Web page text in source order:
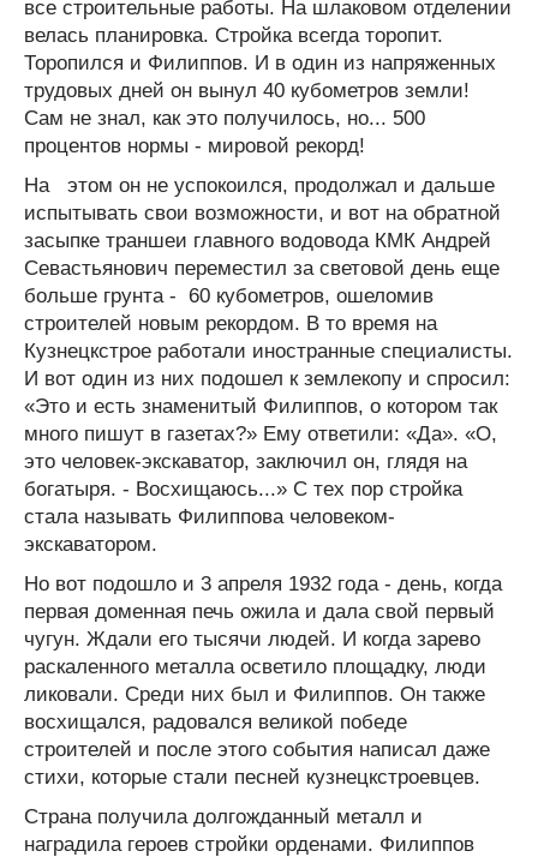
все строительные работы. На шлаковом отделении
велась планировка. Стройка всегда торопит.
Торопился и Филиппов. И в один из напряженных
трудовых дней он вынул 40 кубометров земли!
Сам не знал, как это получилось, но... 500
процентов нормы - мировой рекорд!
На этом он не успокоился, продолжал и дальше
испытывать свои возможности, и вот на обратной
засыпке траншеи главного водовода КМК Андрей
Севастьянович переместил за световой день еще
больше грунта - 60 кубометров, ошеломив
строителей новым рекордом. В то время на
Кузнецкстрое работали иностранные специалисты.
И вот один из них подошел к землекопу и спросил:
«Это и есть знаменитый Филиппов, о котором так
много пишут в газетах?» Ему ответили: «Да». «О,
это человек-экскаватор, заключил он, глядя на
богатыря. - Восхищаюсь...» С тех пор стройка
стала называть Филиппова человеком-
экскаватором.
Но вот подошло и 3 апреля 1932 года - день, когда
первая доменная печь ожила и дала свой первый
чугун. Ждали его тысячи людей. И когда зарево
раскаленного металла осветило площадку, люди
ликовали. Среди них был и Филиппов. Он также
восхищался, радовался великой победе
строителей и после этого события написал даже
стихи, которые стали песней кузнецкстроевцев.
Страна получила долгожданный металл и
наградила героев стройки орденами. Филиппов